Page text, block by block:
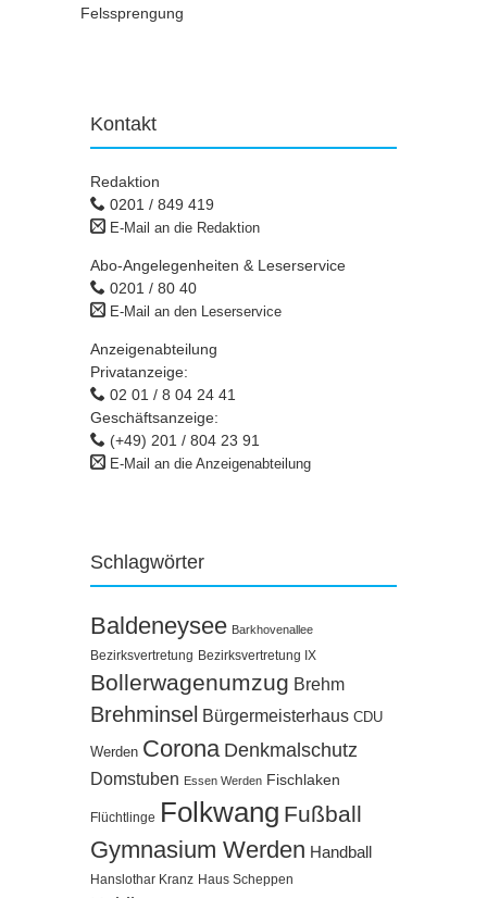
Felssprengung
Kontakt
Redaktion
0201 / 849 419
E-Mail an die Redaktion
Abo-Angelegenheiten & Leserservice
0201 / 80 40
E-Mail an den Leserservice
Anzeigenabteilung
Privatanzeige:
02 01 / 8 04 24 41
Geschäftsanzeige:
(+49) 201 / 804 23 91
E-Mail an die Anzeigenabteilung
Schlagwörter
Baldeneysee Barkhovenallee
Bezirksvertretung Bezirksvertretung IX
Bollerwagenumzug Brehm
Brehminsel Bürgermeisterhaus CDU
Werden Corona Denkmalschutz
Domstuben Essen Werden Fischlaken
Flüchtlinge Folkwang Fußball
Gymnasium Werden Handball
Hanslothar Kranz Haus Scheppen